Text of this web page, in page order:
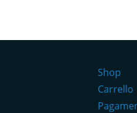
Shop
Carrello